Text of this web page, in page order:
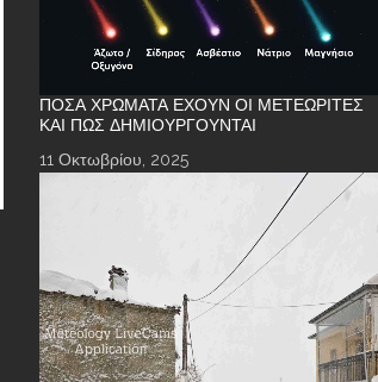
ΠΌΣΑ ΧΡΏΜΑΤΑ ΈΧΟΥΝ ΟΙ ΜΕΤΕΩΡΊΤΕΣ
ΚΑΙ ΠΏΣ ΔΗΜΙΟΥΡΓΟΎΝΤΑΙ
11 Οκτωβρίου, 2025